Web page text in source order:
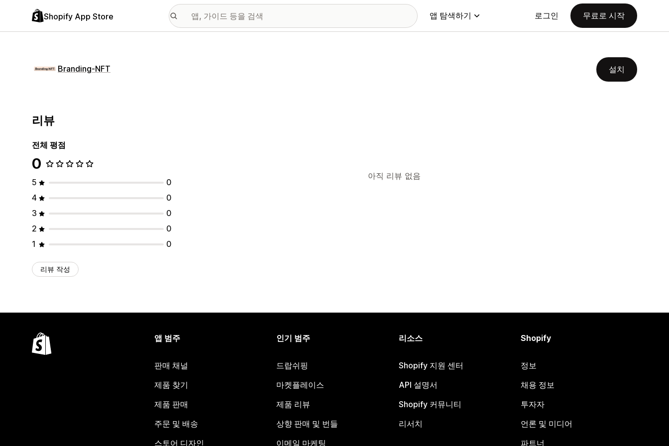
Shopify App Store 앱 탐색하기 로그인 무료로 시작
Branding‑NFT 설치
리뷰
전체 평점
0
5
0
4
0
3
0
2
0
1
0
리뷰 작성
아직 리뷰 없음
앱 범주
판매 채널
제품 찾기
제품 판매
주문 및 배송
스토어 디자인
인기 범주
드랍쉬핑
마켓플레이스
제품 리뷰
상향 판매 및 번들
이메일 마케팅
리소스
Shopify 지원 센터
API 설명서
Shopify 커뮤니티
리서치
Shopify
정보
채용 정보
투자자
언론 및 미디어
파트너